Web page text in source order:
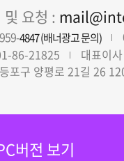
및 요청 :
4847 (배너광고 문의)
86-21825
대표이
포구 양평로 21길 26
버전 보기